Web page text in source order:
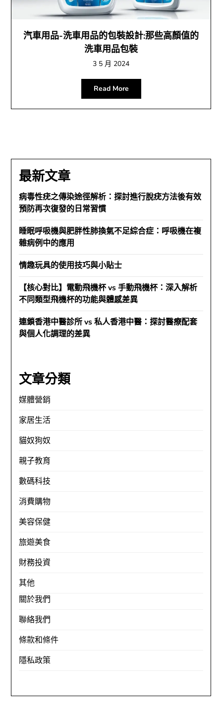
汽車用品-洗車用品的包裝設計:那些高顏值的
洗車用品包裝
3 5 月 2024
Read More
最新文章
病毒性疣之傳染途徑解析：探討進行脫疣方法後有效
預防再次復發的日常習慣
睡眠呼吸機與肥胖性肺換氣不足綜合症：呼吸機在複
雜病例中的應用
情趣玩具的使用技巧與小貼士
【核心對比】電動飛機杯 vs 手動飛機杯：深入解析
不同類型飛機杯的功能與體感差異
連鎖香港中醫診所 vs 私人香港中醫：探討醫療配套
與個人化調理的差異
文章分類
媒體營銷
家居生活
貓奴狗奴
親子教育
數碼科技
消費購物
美容保健
旅遊美食
財務投資
其他
關於我們
聯絡我們
條款和條件
隱私政策